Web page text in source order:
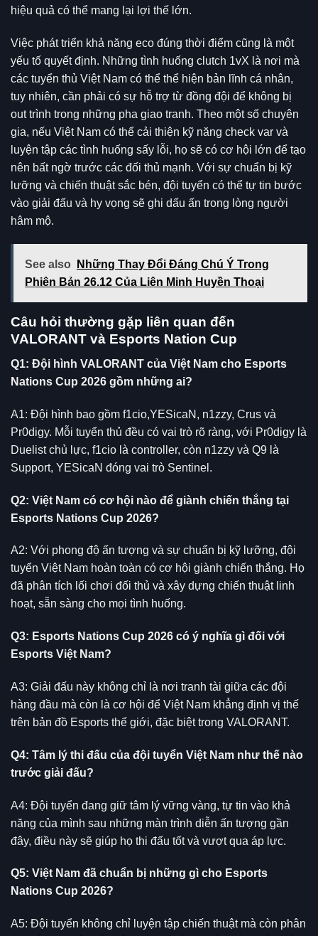
hiệu quả có thể mang lại lợi thế lớn.
Việc phát triển khả năng eco đúng thời điểm cũng là một
yếu tố quyết định. Những tình huống clutch 1vX là nơi mà
các tuyển thủ Việt Nam có thể thể hiện bản lĩnh cá nhân,
tuy nhiên, cần phải có sự hỗ trợ từ đồng đội để không bị
out trình trong những pha giao tranh. Theo một số chuyên
gia, nếu Việt Nam có thể cải thiện kỹ năng check var và
luyện tập các tình huống sấy lỗi, họ sẽ có cơ hội lớn để tạo
nên bất ngờ trước các đối thủ mạnh. Với sự chuẩn bị kỹ
lưỡng và chiến thuật sắc bén, đội tuyển có thể tự tin bước
vào giải đấu và hy vọng sẽ ghi dấu ấn trong lòng người
hâm mộ.
See also
Những Thay Đổi Đáng Chú Ý Trong
Phiên Bản 26.12 Của Liên Minh Huyền Thoại
Câu hỏi thường gặp liên quan đến
VALORANT và Esports Nation Cup
Q1: Đội hình VALORANT của Việt Nam cho Esports
Nations Cup 2026 gồm những ai?
A1: Đội hình bao gồm f1cio,YESicaN, n1zzy, Crus và
Pr0digy. Mỗi tuyển thủ đều có vai trò rõ ràng, với Pr0digy là
Duelist chủ lực, f1cio là controller, còn n1zzy và Q9 là
Support, YESicaN đóng vai trò Sentinel.
Q2: Việt Nam có cơ hội nào để giành chiến thắng tại
Esports Nations Cup 2026?
A2: Với phong độ ấn tượng và sự chuẩn bị kỹ lưỡng, đội
tuyển Việt Nam hoàn toàn có cơ hội giành chiến thắng. Họ
đã phân tích lối chơi đối thủ và xây dựng chiến thuật linh
hoạt, sẵn sàng cho mọi tình huống.
Q3: Esports Nations Cup 2026 có ý nghĩa gì đối với
Esports Việt Nam?
A3: Giải đấu này không chỉ là nơi tranh tài giữa các đội
hàng đầu mà còn là cơ hội để Việt Nam khẳng định vị thế
trên bản đồ Esports thế giới, đặc biệt trong VALORANT.
Q4: Tâm lý thi đấu của đội tuyển Việt Nam như thế nào
trước giải đấu?
A4: Đội tuyển đang giữ tâm lý vững vàng, tự tin vào khả
năng của mình sau những màn trình diễn ấn tượng gần
đây, điều này sẽ giúp họ thi đấu tốt và vượt qua áp lực.
Q5: Việt Nam đã chuẩn bị những gì cho Esports
Nations Cup 2026?
A5: Đội tuyển không chỉ luyện tập chiến thuật mà còn phân